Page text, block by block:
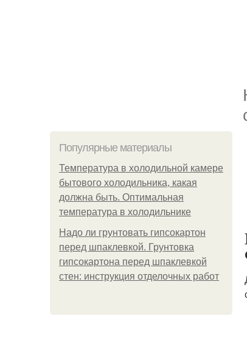
Популярные материалы
Температура в холодильной камере
бытового холодильника, какая
должна быть. Оптимальная
температура в холодильнике
Надо ли грунтовать гипсокартон
перед шпаклевкой. Грунтовка
гипсокартона перед шпаклевкой
стен: инструкция отделочных работ